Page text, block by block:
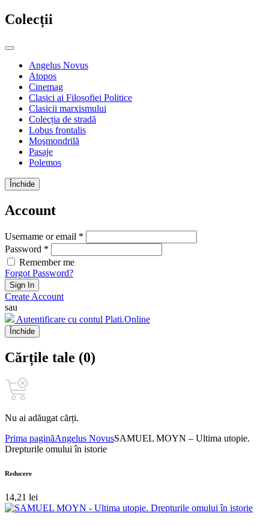
Colecții
Angelus Novus
Atopos
Cinemag
Clasici ai Filosofiei Politice
Clasicii marxismului
Colecția de stradă
Lobus frontalis
Moşmondrilă
Pasaje
Polemos
Închide
Account
Username or email *
Password *
Remember me
Forgot Password?
Sign In
Create Account
sau
Autentificare cu contul Plati.Online
Închide
Cărțile tale (0)
Nu ai adăugat cărți.
Prima paginăAngelus NovusSAMUEL MOYN – Ultima utopie.
Drepturile omului în istorie
Reducere
14,21 lei